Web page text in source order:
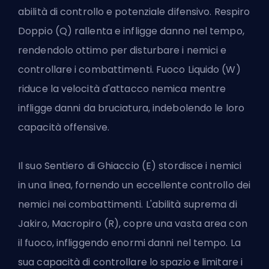
abilità di controllo e potenziale difensivo. Respiro
Doppio (Q) rallenta e infligge danno nel tempo,
rendendolo ottimo per disturbare i nemici e
controllare i combattimenti. Fuoco Liquido (W)
riduce la velocità d'attacco nemica mentre
infligge danni da bruciatura, indebolendo le loro
capacità offensive.
Il suo Sentiero di Ghiaccio (E) stordisce i nemici
in una linea, fornendo un eccellente controllo dei
nemici nei combattimenti. L'abilità suprema di
Jakiro, Macropiro (R), copre una vasta area con
il fuoco, infliggendo enormi danni nel tempo. La
sua capacità di controllare lo spazio e limitare i